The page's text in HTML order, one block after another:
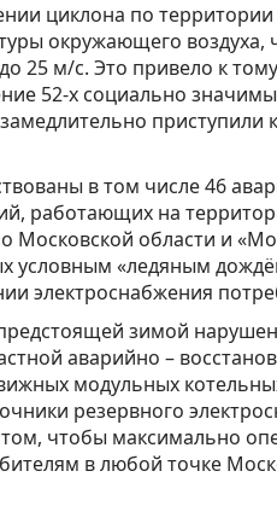
циклона по
окружающего воздуха,
25 м/с. Это привело к
52-х социально
приступили
в том числе 46
работающих на
Московской области и
условным «ледяным
электроснабжения
зимой
аварийно –
модульных
резервного
чтобы максимально
в любой точке